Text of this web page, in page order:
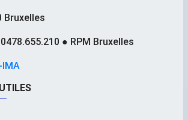
Bruxelles
0478.655.210 ● RPM Bruxelles